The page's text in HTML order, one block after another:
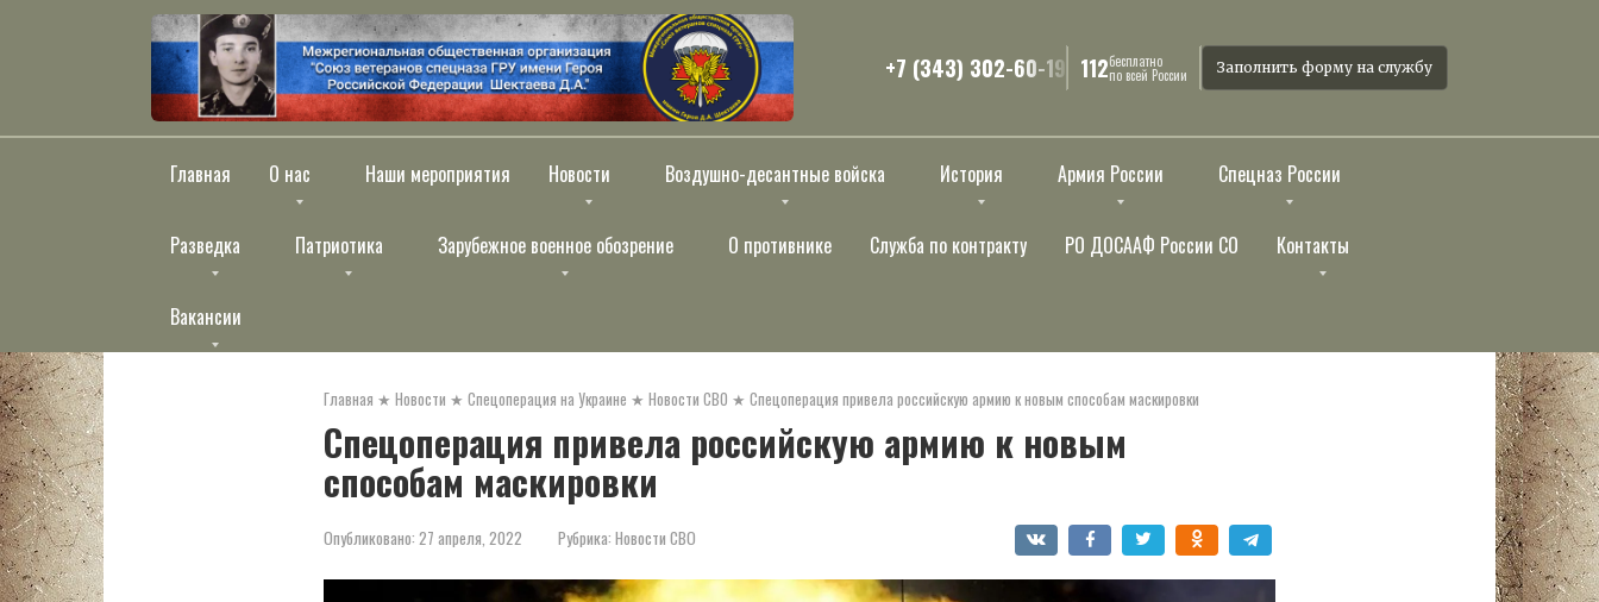
+7 (343) 302-60-19 112бесплатно
по всей России Заполнить форму на службу
Главная О нас Наши мероприятия Новости Воздушно-десантные войска История Армия России Спецназ России
Разведка Патриотика Зарубежное военное обозрение О противнике Служба по контракту РО ДОСААФ России СО Контакты
Вакансии
Главная ★ Новости ★ Спецоперация на Украине ★ Новости СВО ★ Спецоперация привела российскую армию к новым способам маскировки
Спецоперация привела российскую армию к новым
способам маскировки
Опубликовано: 27 апреля, 2022 Рубрика: Новости СВО